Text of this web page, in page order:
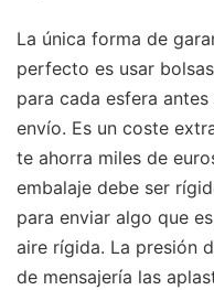
La única forma de
perfecto es usar
para cada esfera
envío. Es un coste
te ahorra miles de
embalaje debe ser
para enviar algo que
aire rígida. La presión
de mensajería las